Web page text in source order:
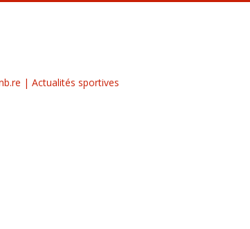
| Actualités sportives